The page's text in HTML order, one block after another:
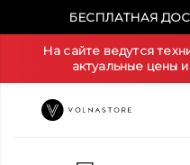
БЕСПЛАТНАЯ
На сайте ведутся
актуальные цены